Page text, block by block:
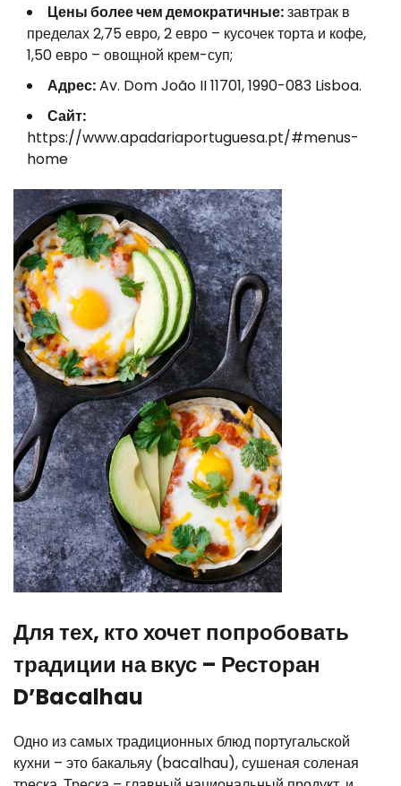
Цены более чем демократичные:завтрак в
пределах 2,75 евро, 2 евро – кусочек торта и кофе,
1,50 евро – овощной крем-суп;
Адрес:Av. Dom João II 11701, 1990-083 Lisboa.
Сайт:
https://www.apadariaportuguesa.pt/#menus-
home
Для тех, кто хочет попробовать
традиции на вкус – Ресторан
D’Bacalhau
Одно из самых традиционных блюд португальской
кухни – это бакальяу (bacalhau), сушеная соленая